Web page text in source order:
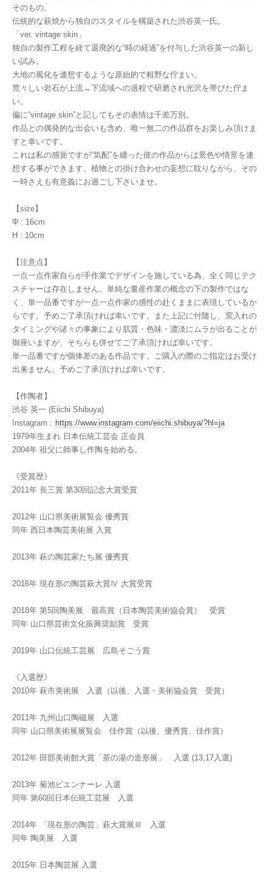
そのもの。
伝統的な萩焼から独自のスタイルを構築された渋谷英一氏。
「ver. vintage skin」
独自の製作工程を経て退廃的な“時の経過”を付与した渋谷英一の新し
い試み。
大地の風化を連想するような原始的で粗野な佇まい。
荒々しい岩石が上流→下流域への過程で研磨され光沢を帯びた佇ま
い。
偏に“vintage skin”と記してもその表情は千差万別。
作品との偶発的な出会いも含め、唯一無二の作品群をお楽しみ頂けま
すと幸いです。
これは私の感覚ですが“気配”を纏った彼の作品からは景色や情景を連
想する事ができます。植物との掛け合わせの妄想に耽りながら、その
一時さえも有意義にお過ごし下さいませ。
【size】
Φ : 16cm
H : 10cm
【注意点】
一点一点作家自らが手作業でデザインを施している為、全く同じテク
スチャーは存在しません。単純な量産作業の概念の下の製作ではな
く、単一品番ですが一点一点作家の感性の赴くままに表現しているか
らです。予めご了承頂ければ幸いです。また上記に付随し、窯入れの
タイミングや諸々の事象により肌質・色味・濃淡にムラが出ることが
御座いますが、そちらも併せてご了承頂ければ幸いです。
単一品番ですが個体差のある作品です。ご購入の際のご指定はお受け
出来ません。予めご了承頂ければ幸いです。
【作陶者】
渋谷 英一 (Eiichi Shibuya)
Instagram : https://www.instagram.com/eiichi.shibuya/?hl=ja
1979年生まれ 日本伝統工芸会 正会員
2004年 祖父に師事し作陶を始める。
《受賞歴》
2011年 長三賞 第30回記念大賞受賞
2012年 山口県美術展覧会 優秀賞
同年 西日本陶芸美術展 入賞
2013年 萩の陶芸家たち展 優秀賞
2016年 現在形の陶芸萩大賞Ⅳ 大賞受賞
2018年 第5回陶美展 最高賞（日本陶芸美術協会賞） 受賞
同年 山口県芸術文化振興奨励賞 受賞
2019年 山口伝統工芸展 広島そごう賞
《入選歴》
2010年 萩市美術展 入選（以後、入選・美術協会賞 受賞）
2011年 九州山口陶磁展 入選
同年 山口県美術展展覧会 佳作賞（以後、優秀賞、佳作賞）
2012年 田部美術館大賞「茶の湯の造形展」 入選 (13,17入選)
2013年 菊池ビエンナーレ 入選
同年 第60回日本伝統工芸展 入選
2014年 「現在形の陶芸」萩大賞展Ⅲ 入選
同年 陶美展 入選
2015年 日本陶芸展 入選